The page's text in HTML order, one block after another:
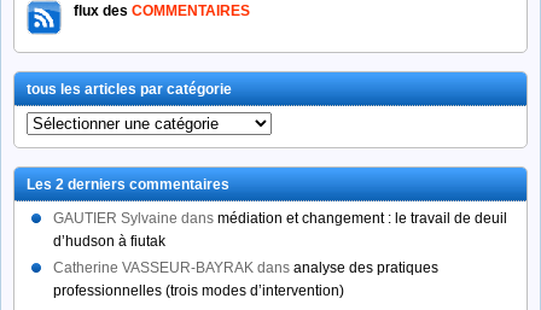
flux des COMMENTAIRES
tous les articles par catégorie
tous
les
articles
par
catégorie
Les 2 derniers commentaires
GAUTIER Sylvaine dans médiation et changement : le travail de deuil
d’hudson à fiutak
Catherine VASSEUR-BAYRAK dans analyse des pratiques
professionnelles (trois modes d’intervention)